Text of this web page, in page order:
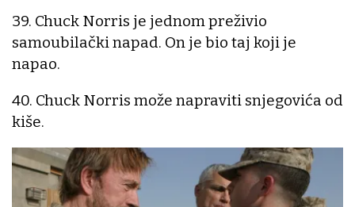
39. Chuck Norris je jednom preživio
samoubilački napad. On je bio taj koji je
napao.
40. Chuck Norris može napraviti snjegovića od
kiše.